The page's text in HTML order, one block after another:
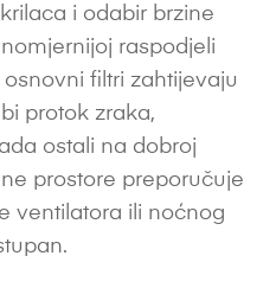
i odabir brzine
raspodjeli
filtri zahtijevaju
protok zraka,
ostali na dobroj
prostore preporučuje
ventilatora ili noćnog